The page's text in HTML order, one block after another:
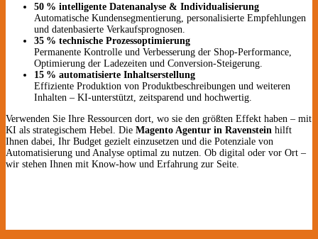
50 % intelligente Datenanalyse & Individualisierung
Automatische Kundensegmentierung, personalisierte Empfehlungen
und datenbasierte Verkaufsprognosen.
35 % technische Prozessoptimierung
Permanente Kontrolle und Verbesserung der Shop-Performance,
Optimierung der Ladezeiten und Conversion-Steigerung.
15 % automatisierte Inhaltserstellung
Effiziente Produktion von Produktbeschreibungen und weiteren
Inhalten – KI-unterstützt, zeitsparend und hochwertig.
Verwenden Sie Ihre Ressourcen dort, wo sie den größten Effekt haben – mit
KI als strategischem Hebel. Die Magento Agentur in Ravenstein hilft
Ihnen dabei, Ihr Budget gezielt einzusetzen und die Potenziale von
Automatisierung und Analyse optimal zu nutzen. Ob digital oder vor Ort –
wir stehen Ihnen mit Know-how und Erfahrung zur Seite.